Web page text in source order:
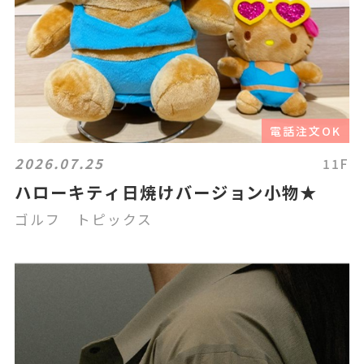
電話注文OK
2026.07.25 11F
ハローキティ日焼けバージョン小物★
ゴルフ トピックス